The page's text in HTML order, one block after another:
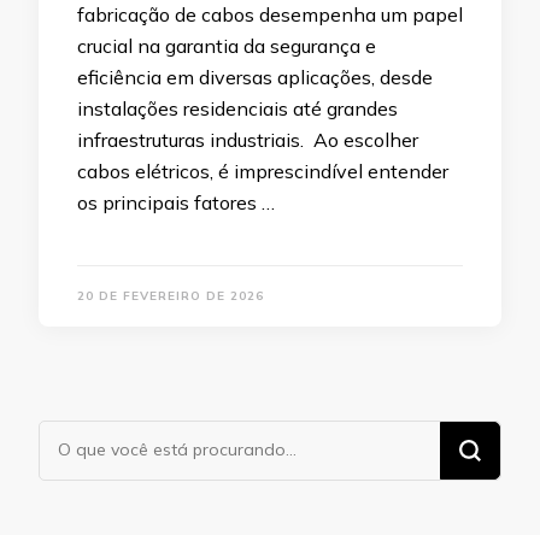
fabricação de cabos desempenha um papel
crucial na garantia da segurança e
eficiência em diversas aplicações, desde
instalações residenciais até grandes
infraestruturas industriais. Ao escolher
cabos elétricos, é imprescindível entender
os principais fatores …
20 DE FEVEREIRO DE 2026
Procurando
algo?